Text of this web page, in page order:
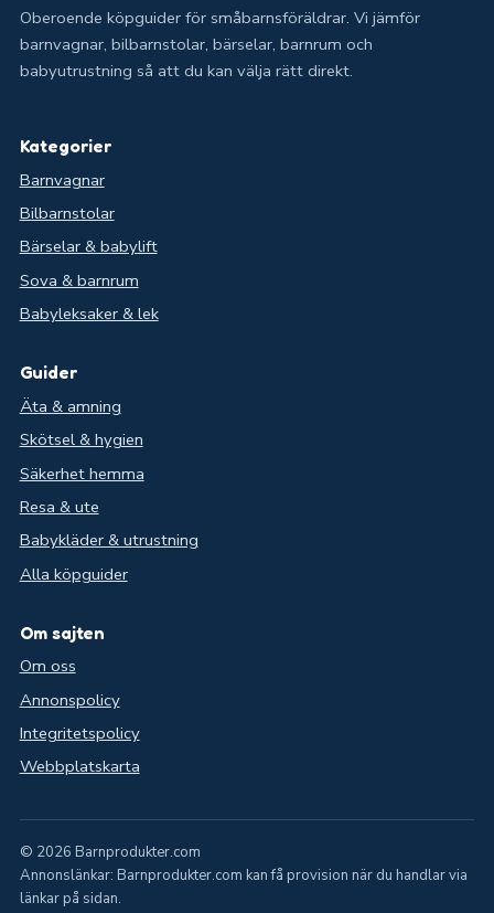
Oberoende köpguider för småbarnsföräldrar. Vi jämför
barnvagnar, bilbarnstolar, bärselar, barnrum och
babyutrustning så att du kan välja rätt direkt.
Kategorier
Barnvagnar
Bilbarnstolar
Bärselar & babylift
Sova & barnrum
Babyleksaker & lek
Guider
Äta & amning
Skötsel & hygien
Säkerhet hemma
Resa & ute
Babykläder & utrustning
Alla köpguider
Om sajten
Om oss
Annonspolicy
Integritetspolicy
Webbplatskarta
© 2026 Barnprodukter.com
Annonslänkar: Barnprodukter.com kan få provision när du handlar via
länkar på sidan.